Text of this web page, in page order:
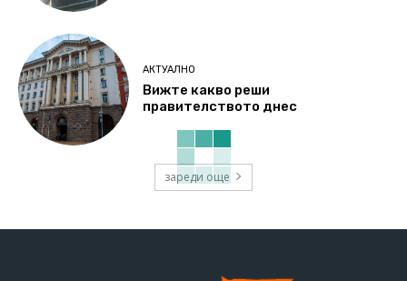
АКТУАЛНО
Вижте какво реши
правителството днес
зареди още